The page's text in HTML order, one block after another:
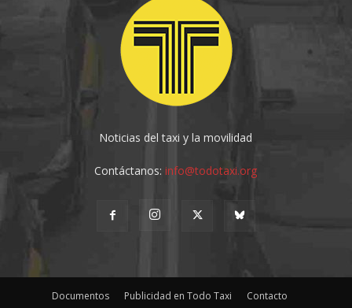
Noticias del taxi y la movilidad
Contáctanos:info@todotaxi.org
Documentos Publicidad en Todo Taxi
Contacto